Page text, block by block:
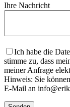
Ihre Nachricht
Bitte lasse dieses
Ich habe die
stimme zu, dass
meiner Anfrage
Hinweis: Sie
E-Mail an